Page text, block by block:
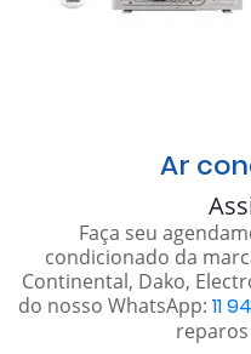
Ar
Faça seu
condicionado da
Continental, Dako,
do nosso WhatsApp: 11